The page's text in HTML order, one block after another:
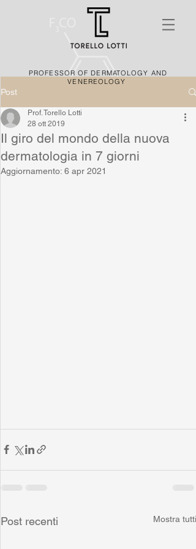
PROFESSOR OF DERMATOLOGY AND
VENEREOLOGY
Post
Il giro del mondo della nuova
dermatologia in 7 giorni
Prof. Torello Lotti
28 ott 2019
Aggiornamento: 6 apr 2021
Post recenti Mostra tutti